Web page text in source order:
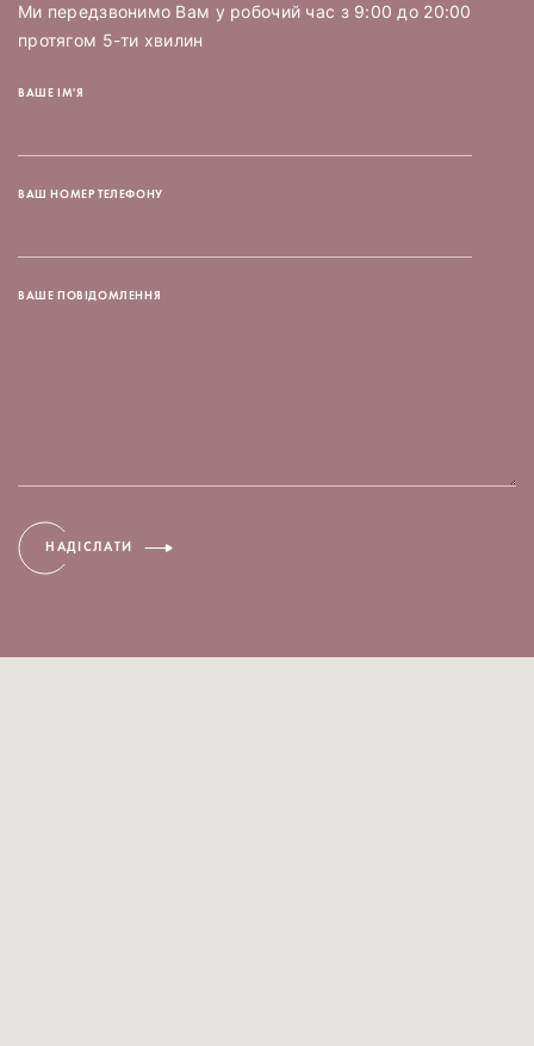
Ми передзвонимо Вам у робочий час з 9:00 до 20:00
протягом 5-ти хвилин
ВАШЕ ІМ'Я
ВАШ НОМЕР ТЕЛЕФОНУ
ВАШЕ ПОВІДОМЛЕННЯ
НАДІСЛАТИ